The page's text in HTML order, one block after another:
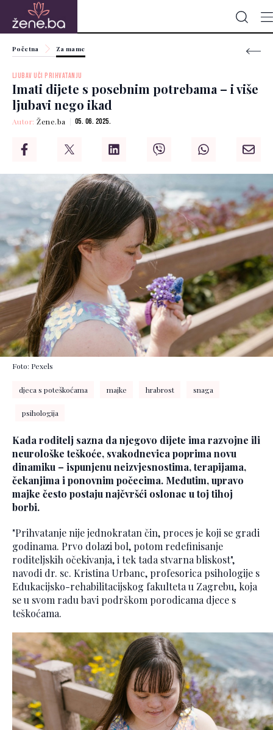
Početna Za mame
LJUBAV UČI PRIHVATANJU
Imati dijete s posebnim potrebama – i više
ljubavi nego ikad
Autor:Žene.ba 05. 06. 2025.
Foto: Pexels
djeca s poteškoćama majke hrabrost snaga
psihologija
Kada roditelj sazna da njegovo dijete ima razvojne ili
neurološke teškoće, svakodnevica poprima novu
dinamiku – ispunjenu neizvjesnostima, terapijama,
čekanjima i ponovnim počecima. Međutim, upravo
majke često postaju najčvršći oslonac u toj tihoj
borbi.
"Prihvatanje nije jednokratan čin, proces je koji se gradi
godinama. Prvo dolazi bol, potom redefinisanje
roditeljskih očekivanja, i tek tada stvarna bliskost",
navodi dr. sc. Kristina Urbanc, profesorica psihologije s
Edukacijsko-rehabilitacijskog fakulteta u Zagrebu, koja
se u svom radu bavi podrškom porodicama djece s
teškoćama.